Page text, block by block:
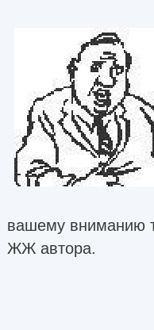
вашему вниманию
ЖЖ автора.